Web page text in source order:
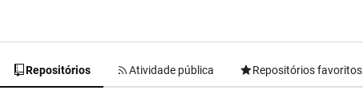
Repositórios Atividade pública Repositórios favoritos